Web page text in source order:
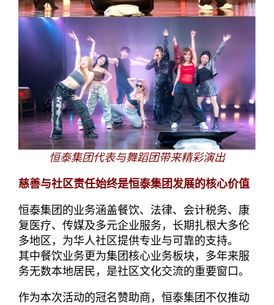
恒泰集团代表与舞蹈团带来精彩演出
慈善与社区责任始终是恒泰集团发展的核心价值
恒泰集团的业务涵盖餐饮、法律、会计税务、康
复医疗、传媒及多元企业服务，长期扎根大多伦
多地区，为华人社区提供专业与可靠的支持。
其中餐饮业务更为集团核心业务板块，多年来服
务无数本地居民，是社区文化交流的重要窗口。
作为本次活动的冠名赞助商，恒泰集团不仅推动